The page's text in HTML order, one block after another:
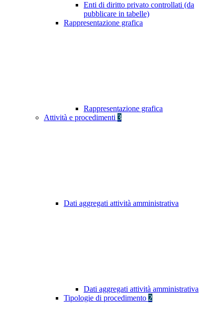
Enti di diritto privato controllati (da
pubblicare in tabelle)
Rappresentazione grafica
Rappresentazione grafica
Attività e procedimenti 3
Dati aggregati attività amministrativa
Dati aggregati attività amministrativa
Tipologie di procedimento 2